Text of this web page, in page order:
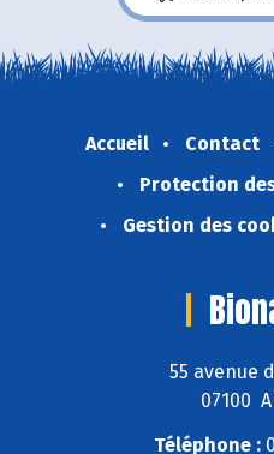
Accueil Contact
Protection
Gestion des
55 avenue
07100
Téléphone :